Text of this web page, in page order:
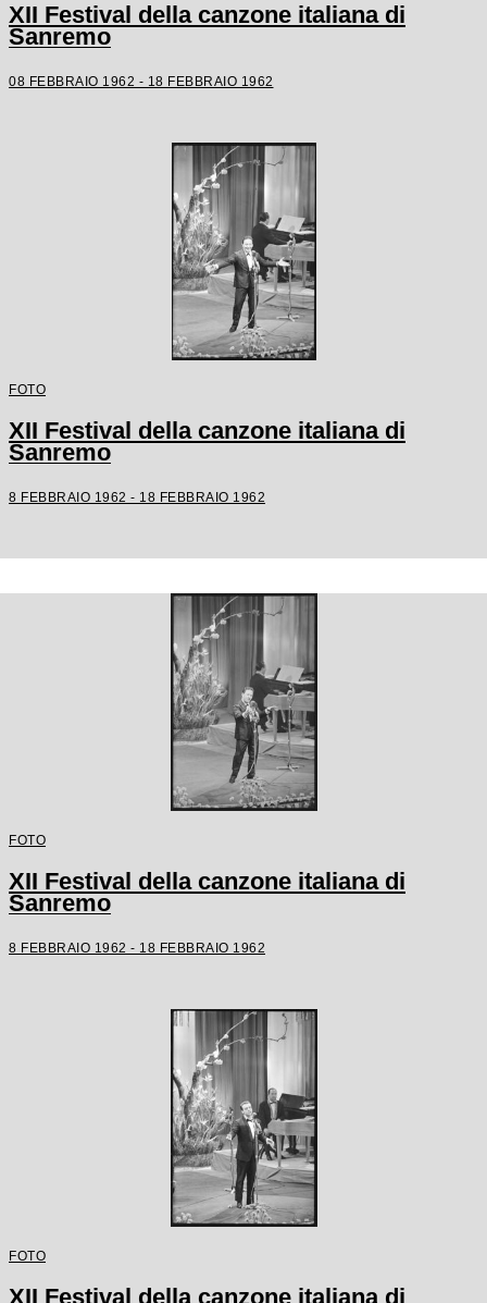
XII Festival della canzone italiana di
Sanremo
08 FEBBRAIO 1962 - 18 FEBBRAIO 1962
FOTO
XII Festival della canzone italiana di
Sanremo
8 FEBBRAIO 1962 - 18 FEBBRAIO 1962
FOTO
XII Festival della canzone italiana di
Sanremo
8 FEBBRAIO 1962 - 18 FEBBRAIO 1962
FOTO
XII Festival della canzone italiana di